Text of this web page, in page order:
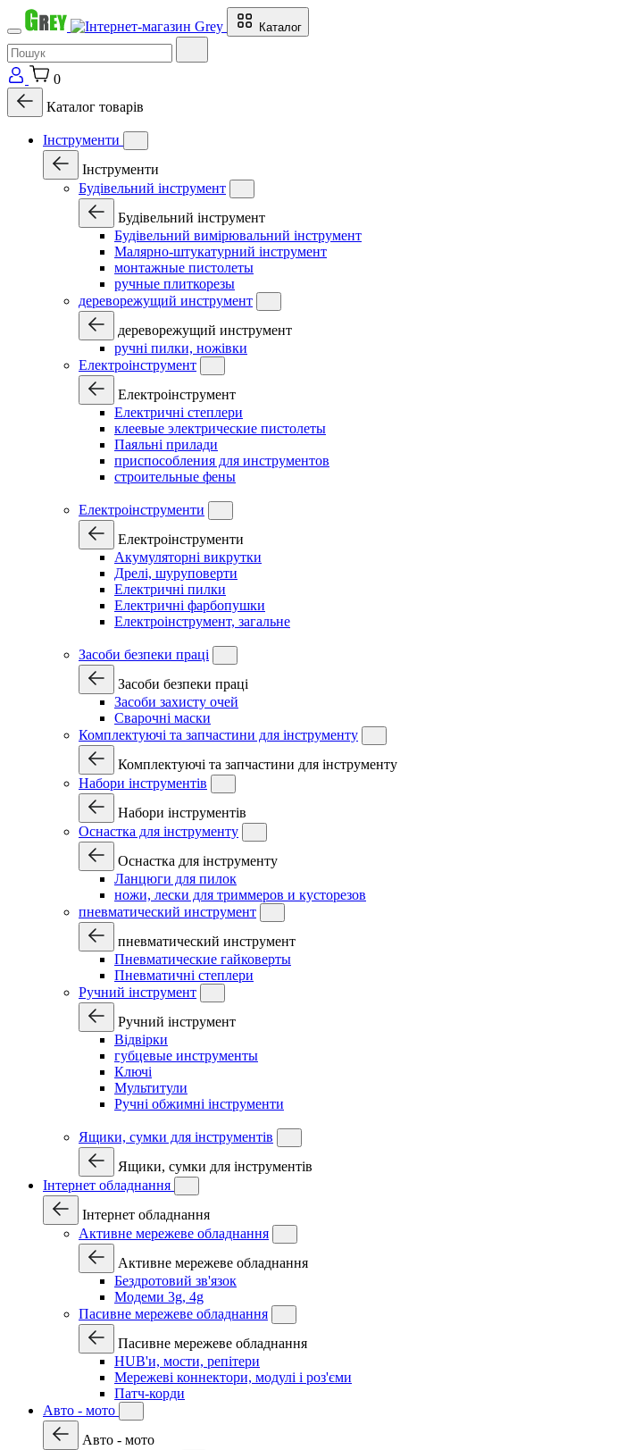
Каталог
0
Каталог товарів
Інструменти
Інструменти
Будівельний інструмент
Будівельний інструмент
Будівельний вимірювальний інструмент
Малярно-штукатурний інструмент
монтажные пистолеты
ручные плиткорезы
дереворежущий инструмент
дереворежущий инструмент
ручні пилки, ножівки
Електроінструмент
Електроінструмент
Електричні степлери
клеевые электрические пистолеты
Паяльні прилади
приспособления для инструментов
строительные фены
Електроінструменти
Електроінструменти
Акумуляторні викрутки
Дрелі, шуруповерти
Електричні пилки
Електричні фарбопушки
Електроінструмент, загальне
Засоби безпеки праці
Засоби безпеки праці
Засоби захисту очей
Сварочні маски
Комплектуючі та запчастини для інструменту
Комплектуючі та запчастини для інструменту
Набори інструментів
Набори інструментів
Оснастка для інструменту
Оснастка для інструменту
Ланцюги для пилок
ножи, лески для триммеров и кусторезов
пневматический инструмент
пневматический инструмент
Пневматические гайковерты
Пневматичні степлери
Ручний інструмент
Ручний інструмент
Відвірки
губцевые инструменты
Ключі
Мультитули
Ручні обжимні інструменти
Ящики, сумки для інструментів
Ящики, сумки для інструментів
Інтернет обладнання
Інтернет обладнання
Активне мережеве обладнання
Активне мережеве обладнання
Бездротовий зв'язок
Модеми 3g, 4g
Пасивне мережеве обладнання
Пасивне мережеве обладнання
HUB'и, мости, репітери
Мережеві коннектори, модулі і роз'єми
Патч-корди
Авто - мото
Авто - мото